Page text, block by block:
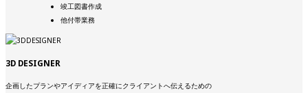
竣工図書作成
他付帯業務
3D DESIGNER
企画したプランやアイディアを正確にクライアントへ伝えるための